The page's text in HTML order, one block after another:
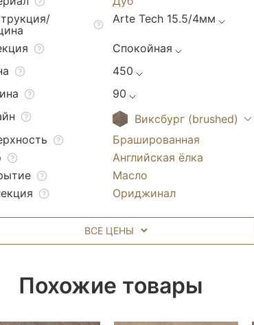
Arte Tech 15.5/4мм
Спокойная
450
90
Виксбург (brushed)
Брашированная
Английская ёлка
Масло
Ориджинал
ВСЕ ЦЕНЫ
Похожие товары